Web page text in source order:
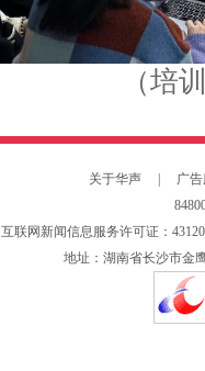
（培
关于华声 广
互联网新闻信息服务许可证：
地址：湖南省长沙市金